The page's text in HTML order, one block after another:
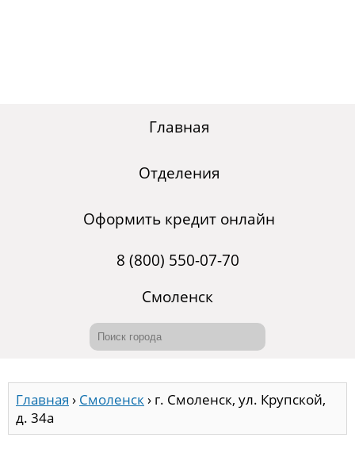
Главная
Отделения
Оформить кредит онлайн
8 (800) 550-07-70
Смоленск
Главная › Смоленск› г. Смоленск, ул. Крупской,
д. 34а